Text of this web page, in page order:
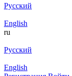
Русский
English
ru
Русский
English